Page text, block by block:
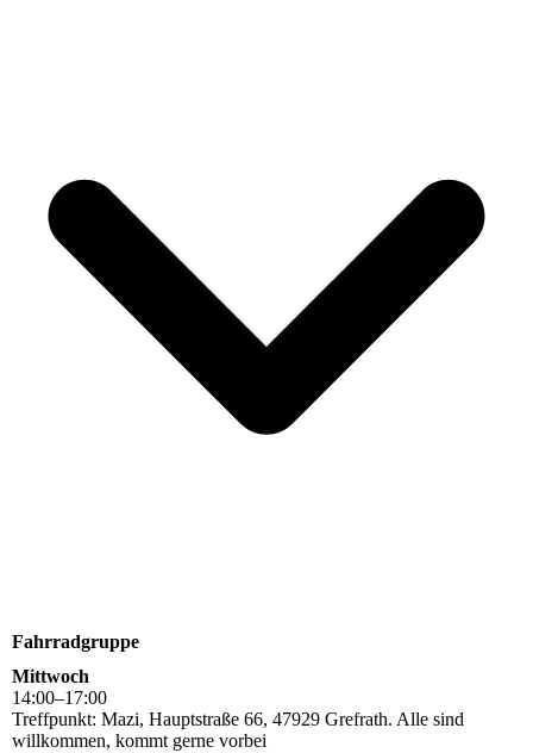
Fahrradgruppe
Mittwoch
14:00–17:00
Treffpunkt: Mazi, Hauptstraße 66, 47929 Grefrath. Alle sind
willkommen, kommt gerne vorbei